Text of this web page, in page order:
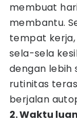
membuat
membantu.
tempat
sela-sela
dengan lebih
rutinitas
berjalan
2. Waktu